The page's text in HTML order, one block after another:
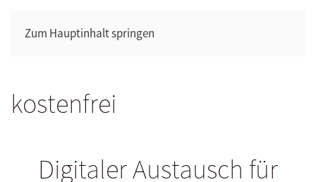
Zum Hauptinhalt springen
kostenfrei
Digitaler Austausch für